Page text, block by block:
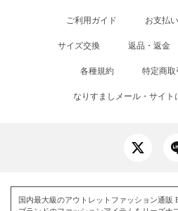
ご利用ガイド お支払い
サイズ交換 返品・返金
各種規約 特定商取
なりすましメール・サイト
国内最大級のアウトレットファッション通販